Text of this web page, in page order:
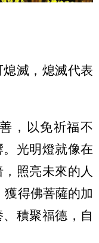
滅，熄滅代表
，以免祈福不
光明燈就像在
照亮未來的人
得佛菩薩的加
積聚福德，自